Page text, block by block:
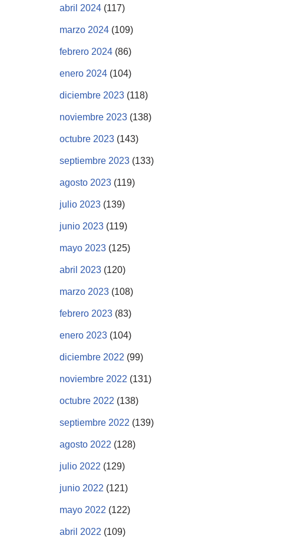
abril 2024 (117)
marzo 2024 (109)
febrero 2024 (86)
enero 2024 (104)
diciembre 2023 (118)
noviembre 2023 (138)
octubre 2023 (143)
septiembre 2023 (133)
agosto 2023 (119)
julio 2023 (139)
junio 2023 (119)
mayo 2023 (125)
abril 2023 (120)
marzo 2023 (108)
febrero 2023 (83)
enero 2023 (104)
diciembre 2022 (99)
noviembre 2022 (131)
octubre 2022 (138)
septiembre 2022 (139)
agosto 2022 (128)
julio 2022 (129)
junio 2022 (121)
mayo 2022 (122)
abril 2022 (109)